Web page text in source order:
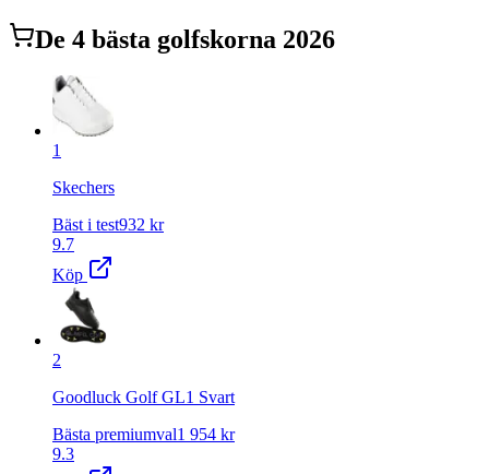
De 4 bästa golfskorna 2026
1
Skechers
Bäst i test932 kr
9.7
Köp
2
Goodluck Golf GL1 Svart
Bästa premiumval1 954 kr
9.3